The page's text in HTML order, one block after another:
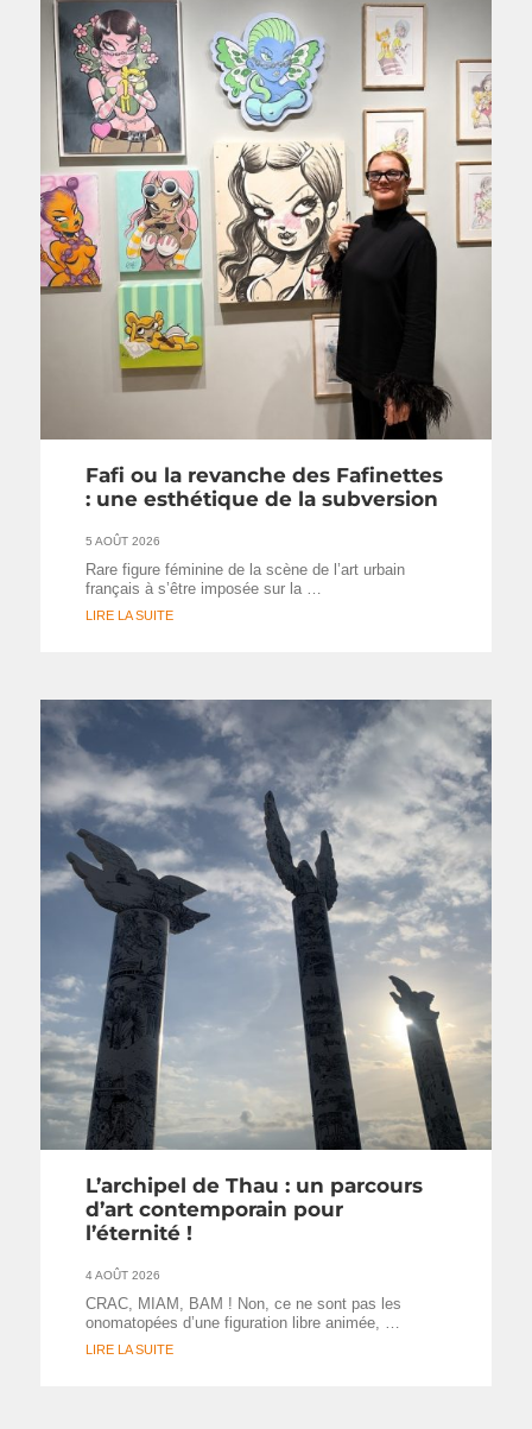
Fafi ou la revanche des Fafinettes
: une esthétique de la subversion
5 AOÛT 2026
Rare figure féminine de la scène de l’art urbain
français à s’être imposée sur la …
LIRE LA SUITE
L’archipel de Thau : un parcours
d’art contemporain pour
l’éternité !
4 AOÛT 2026
CRAC, MIAM, BAM ! Non, ce ne sont pas les
onomatopées d’une figuration libre animée, …
LIRE LA SUITE